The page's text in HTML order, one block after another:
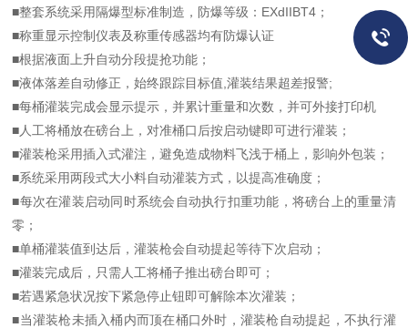
■整套系统采用隔爆型标准制造，防爆等级：EXdIIBT4；
■称重显示控制仪表及称重传感器均有防爆认证
■根据液面上升自动分段提抢功能；
■液体落差自动修正，始终跟踪目标值,灌装结果超差报警;
■每桶灌装完成会显示提示，并累计重量和次数，并可外接打印机
■人工将桶放在磅台上，对准桶口后按启动键即可进行灌装；
■灌装枪采用插入式灌注，避免造成物料飞浅于桶上，影响外包装；
■系统采用两段式大小料自动灌装方式，以提高准确度；
■每次在灌装启动同时系统会自动执行扣重功能，将磅台上的重量清
零；
■单桶灌装值到达后，灌装枪会自动提起等待下次启动；
■灌装完成后，只需人工将桶子推出磅台即可；
■若遇紧急状况按下紧急停止钮即可解除本次灌装；
■当灌装枪未插入桶内而顶在桶口外时，灌装枪自动提起，不执行灌